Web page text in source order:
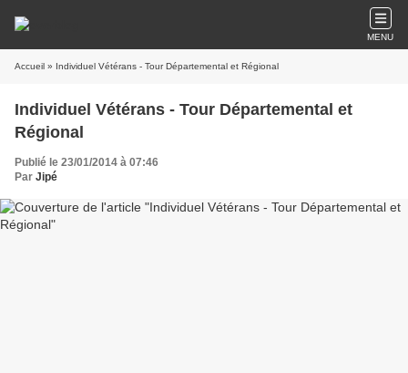
MENU
Accueil » Individuel Vétérans - Tour Départemental et Régional
Individuel Vétérans - Tour Départemental et
Régional
Publié le 23/01/2014 à 07:46
Par Jipé